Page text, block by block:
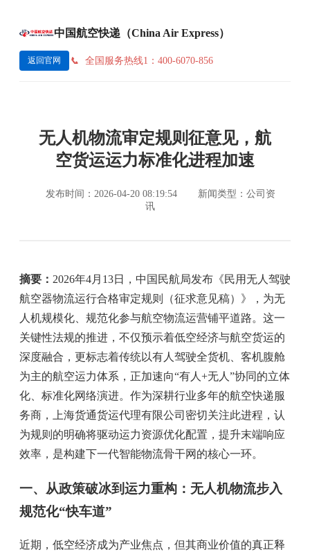
中国航空快递（China Air Express）
返回官网 全国服务热线1：400-6070-856
无人机物流审定规则征意见，航
空货运运力标准化进程加速
发布时间：2026-04-20 08:19:54
新闻类型：公司资
讯
摘要： 2026年4月13日，中国民航局发布《民用无人驾驶
航空器物流运行合格审定规则（征求意见稿）》，为无
人机规模化、规范化参与航空物流运营铺平道路。这一
关键性法规的推进，不仅预示着低空经济与航空货运的
深度融合，更标志着传统以有人驾驶全货机、客机腹舱
为主的航空运力体系，正加速向“有人+无人”协同的立体
化、标准化网络演进。作为深耕行业多年的航空快递服
务商，上海货通货运代理有限公司密切关注此进程，认
为规则的明确将驱动运力资源优化配置，提升末端响应
效率，是构建下一代智能物流骨干网的核心一环。
一、从政策破冰到运力重构：无人机物流步入
规范化“快车道”
近期，低空经济成为产业焦点，但其商业价值的真正释